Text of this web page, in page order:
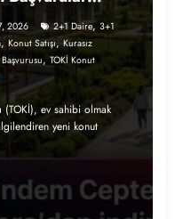
2026 2+1 Daire, 3+1
, Konut Satışı,Kurasız
, TOKİ Konut
(TOKİ), ev sahibi olmak
yeni konut